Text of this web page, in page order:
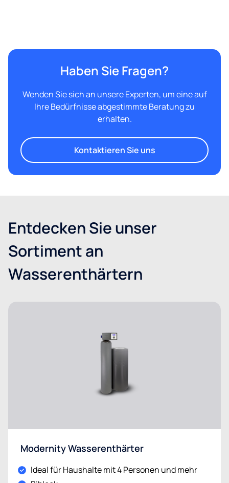
Haben Sie Fragen?
Wenden Sie sich an unsere Experten, um eine auf
Ihre Bedürfnisse abgestimmte Beratung zu
erhalten.
Kontaktieren Sie uns
Entdecken Sie unser
Sortiment an
Wasserenthärtern
Modernity Wasserenthärter
Ideal für Haushalte mit 4 Personen und mehr